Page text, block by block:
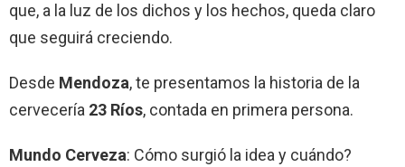
que, a la luz de los dichos y los hechos, queda claro
que seguirá creciendo.
Desde Mendoza, te presentamos la historia de la
cervecería 23 Ríos, contada en primera persona.
Mundo Cerveza: Cómo surgió la idea y cuándo?